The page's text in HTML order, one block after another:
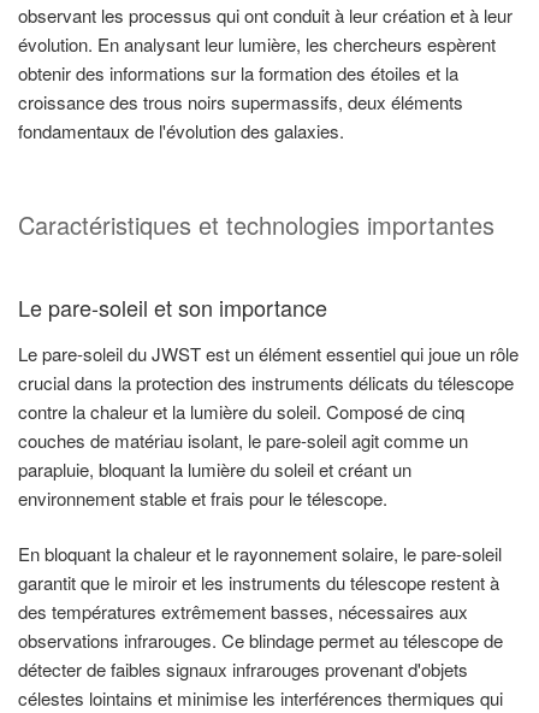
observant les processus qui ont conduit à leur création et à leur
évolution. En analysant leur lumière, les chercheurs espèrent
obtenir des informations sur la formation des étoiles et la
croissance des trous noirs supermassifs, deux éléments
fondamentaux de l'évolution des galaxies.
Caractéristiques et technologies importantes
Le pare-soleil et son importance
Le pare-soleil du JWST est un élément essentiel qui joue un rôle
crucial dans la protection des instruments délicats du télescope
contre la chaleur et la lumière du soleil. Composé de cinq
couches de matériau isolant, le pare-soleil agit comme un
parapluie, bloquant la lumière du soleil et créant un
environnement stable et frais pour le télescope.
En bloquant la chaleur et le rayonnement solaire, le pare-soleil
garantit que le miroir et les instruments du télescope restent à
des températures extrêmement basses, nécessaires aux
observations infrarouges. Ce blindage permet au télescope de
détecter de faibles signaux infrarouges provenant d'objets
célestes lointains et minimise les interférences thermiques qui